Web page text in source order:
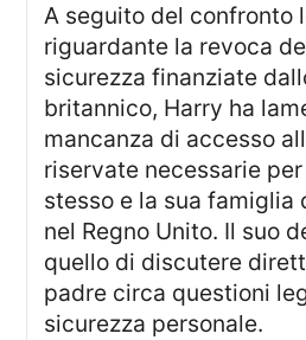
A seguito del confronto legale
riguardante la revoca
sicurezza finanziate
britannico, Harry ha
mancanza di accesso
riservate necessarie
stesso e la sua famiglia
nel Regno Unito. Il suo
quello di discutere
padre circa questioni
sicurezza personale.